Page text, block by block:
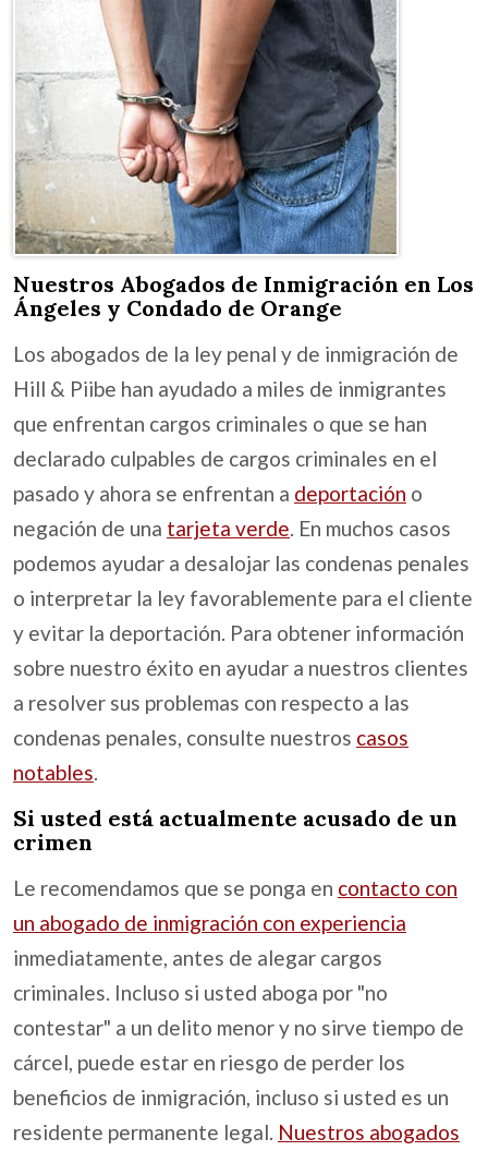
Nuestros Abogados de Inmigración en Los
Ángeles y Condado de Orange
Los abogados de la ley penal y de inmigración de
Hill & Piibe han ayudado a miles de inmigrantes
que enfrentan cargos criminales o que se han
declarado culpables de cargos criminales en el
pasado y ahora se enfrentan a deportación o
negación de una tarjeta verde . En muchos casos
podemos ayudar a desalojar las condenas penales
o interpretar la ley favorablemente para el cliente
y evitar la deportación. Para obtener información
sobre nuestro éxito en ayudar a nuestros clientes
a resolver sus problemas con respecto a las
condenas penales, consulte nuestros casos
notables
Si usted está actualmente acusado de un
crimen
Le recomendamos que se ponga en contacto con
un abogado de inmigración con experiencia
inmediatamente, antes de alegar cargos
criminales. Incluso si usted aboga por "no
contestar" a un delito menor y no sirve tiempo de
cárcel, puede estar en riesgo de perder los
beneficios de inmigración, incluso si usted es un
residente permanente legal. Nuestros abogados